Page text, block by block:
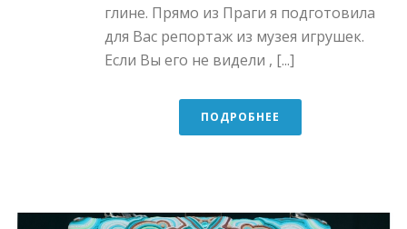
глине. Прямо из Праги я подготовила
для Вас репортаж из музея игрушек.
Если Вы его не видели , [...]
ПОДРОБНЕЕ